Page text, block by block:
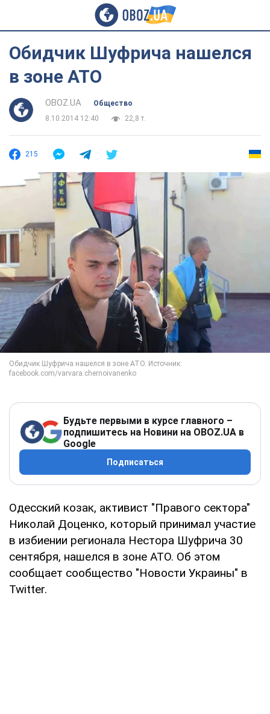
Обидчик Шуфрича нашелся
в зоне АТО
OBOZ.UA
Общество
8.10.2014 12:40
22,8 т.
215
Будьте первыми в курсе главного –
подпишитесь на Новини на OBOZ.UA в
Google
Подписаться
Одесский козак, активист "Правого сектора"
Николай Доценко, который принимал участие
в избиении регионала Нестора Шуфрича 30
сентября, нашелся в зоне АТО. Об этом
сообщает сообщество "Новости Украины" в
Twitter.